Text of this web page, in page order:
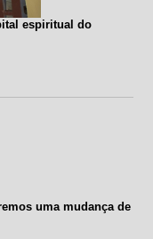
espiritual do
uma mudança de